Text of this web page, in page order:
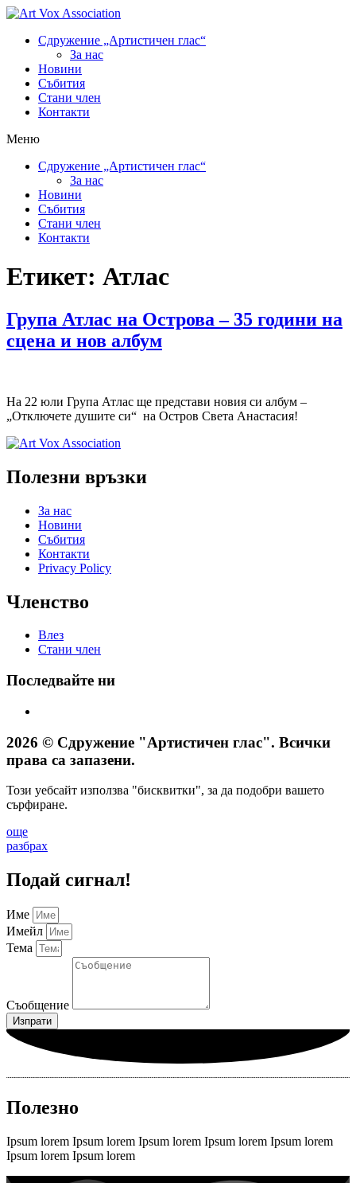
Сдружение „Артистичен глас“
За нас
Новини
Събития
Стани член
Контакти
Меню
Сдружение „Артистичен глас“
За нас
Новини
Събития
Стани член
Контакти
Етикет: Атлас
Група Атлас на Острова – 35 години на
сцена и нов албум
На 22 юли Група Атлас ще представи новия си албум –
„Отключете душите си“ на Остров Света Анастасия!
Полезни връзки
За нас
Новини
Събития
Контакти
Privacy Policy
Членство
Влез
Стани член
Последвайте ни
2026 © Сдружение "Артистичен глас". Всички
права са запазени.
Този уебсайт използва "бисквитки", за да подобри вашето
сърфиране.
още
разбрах
Подай сигнал!
Име
Имейл
Тема
Съобщение
Изпрати
Полезно
Ipsum lorem Ipsum lorem Ipsum lorem Ipsum lorem Ipsum lorem
Ipsum lorem Ipsum lorem